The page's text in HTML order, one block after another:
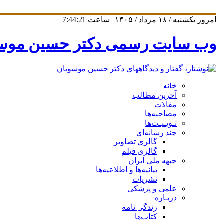
امروز یکشنبه / ۱۸ مرداد / ۱۴۰۵ | ساعت 7:44:21
وب سایت رسمی دکتر حسین
خانه
آخرین مطالب
مقالات
مصاحبه‌ها
تـویـیـت‌ها
چند رسانه‌ای
گالری تصاویر
گالری فیلم
جبهه ملی ایران
بیانیه‌ها و اطلاعیه‌ها
نشریات
علمی و پزشکی
دربـاره
زندگی نامه
کتاب‌ها